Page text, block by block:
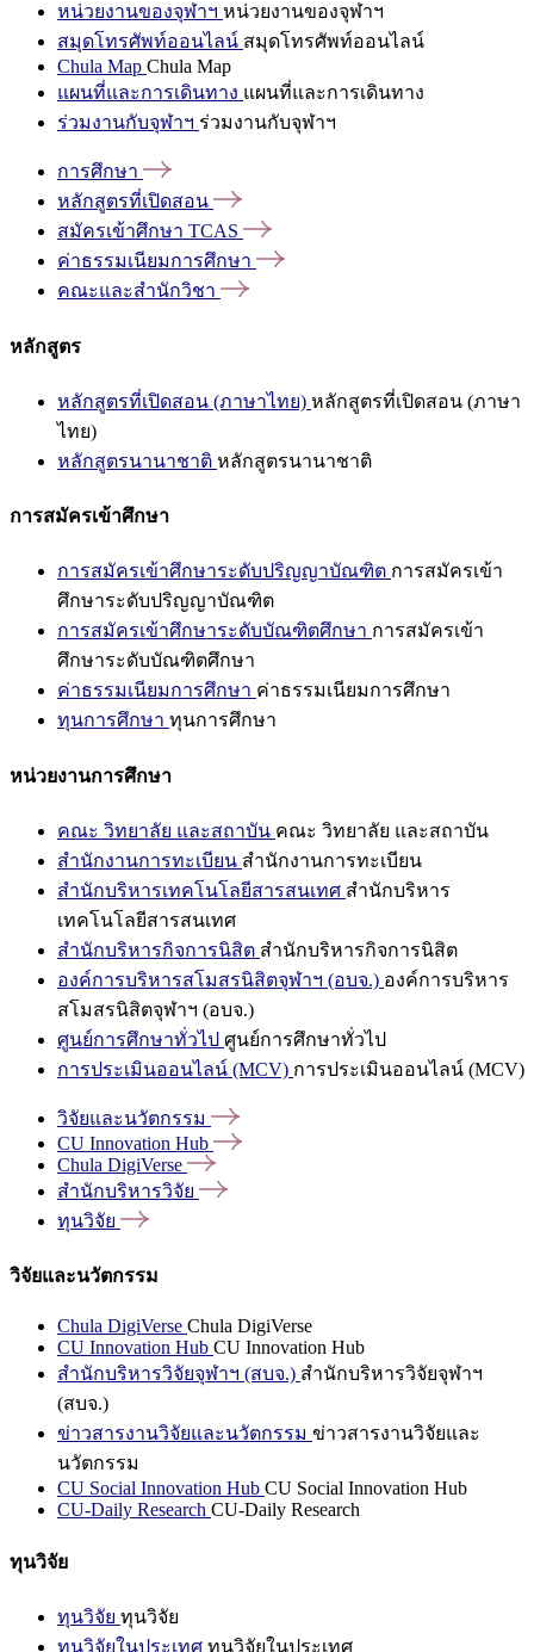
หน่วยงานของจุฬาฯ หน่วยงานของจุฬาฯ
สมุดโทรศัพท์ออนไลน์ สมุดโทรศัพท์ออนไลน์
Chula Map Chula Map
แผนที่และการเดินทาง แผนที่และการเดินทาง
ร่วมงานกับจุฬาฯ ร่วมงานกับจุฬาฯ
การศึกษา
หลักสูตรที่เปิดสอน
สมัครเข้าศึกษา TCAS
ค่าธรรมเนียมการศึกษา
คณะและสำนักวิชา
หลักสูตร
หลักสูตรที่เปิดสอน (ภาษาไทย) หลักสูตรที่เปิดสอน (ภาษา
ไทย)
หลักสูตรนานาชาติ หลักสูตรนานาชาติ
การสมัครเข้าศึกษา
การสมัครเข้าศึกษาระดับปริญญาบัณฑิต การสมัครเข้า
ศึกษาระดับปริญญาบัณฑิต
การสมัครเข้าศึกษาระดับบัณฑิตศึกษา การสมัครเข้า
ศึกษาระดับบัณฑิตศึกษา
ค่าธรรมเนียมการศึกษา ค่าธรรมเนียมการศึกษา
ทุนการศึกษา ทุนการศึกษา
หน่วยงานการศึกษา
คณะ วิทยาลัย และสถาบัน คณะ วิทยาลัย และสถาบัน
สำนักงานการทะเบียน สำนักงานการทะเบียน
สำนักบริหารเทคโนโลยีสารสนเทศ สำนักบริหาร
เทคโนโลยีสารสนเทศ
สำนักบริหารกิจการนิสิต สำนักบริหารกิจการนิสิต
องค์การบริหารสโมสรนิสิตจุฬาฯ (อบจ.) องค์การบริหาร
สโมสรนิสิตจุฬาฯ (อบจ.)
ศูนย์การศึกษาทั่วไป ศูนย์การศึกษาทั่วไป
การประเมินออนไลน์ (MCV) การประเมินออนไลน์ (MCV)
วิจัยและนวัตกรรม
CU Innovation Hub
Chula DigiVerse
สำนักบริหารวิจัย
ทุนวิจัย
วิจัยและนวัตกรรม
Chula DigiVerse Chula DigiVerse
CU Innovation Hub CU Innovation Hub
สำนักบริหารวิจัยจุฬาฯ (สบจ.) สำนักบริหารวิจัยจุฬาฯ
(สบจ.)
ข่าวสารงานวิจัยและนวัตกรรม ข่าวสารงานวิจัยและ
นวัตกรรม
CU Social Innovation Hub CU Social Innovation Hub
CU-Daily Research CU-Daily Research
ทุนวิจัย
ทุนวิจัย ทุนวิจัย
ทุนวิจัยในประเทศ ทุนวิจัยในประเทศ